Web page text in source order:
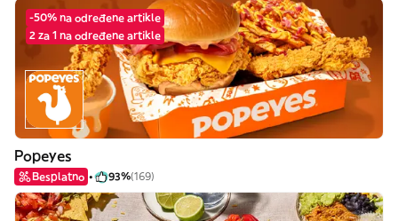
-50% na određene artikle
2 za 1 na određene artikle
Popeyes
Besplatno 93%(169)